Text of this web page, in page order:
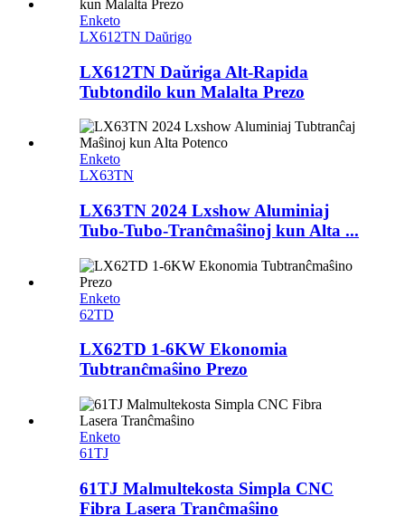
Enketo
LX612TN Daŭrigo
LX612TN Daŭriga Alt-Rapida
Tubtondilo kun Malalta Prezo
Enketo
LX63TN
LX63TN 2024 Lxshow Aluminiaj
Tubo-Tubo-Tranĉmaŝinoj kun Alta ...
Enketo
62TD
LX62TD 1-6KW Ekonomia
Tubtranĉmaŝino Prezo
Enketo
61TJ
61TJ Malmultekosta Simpla CNC
Fibra Lasera Tranĉmaŝino